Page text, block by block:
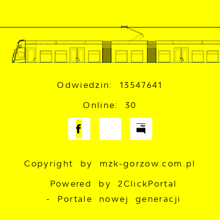
Odwiedzin: 13547641
Online: 30
Copyright by mzk-gorzow.com.pl
Powered by 2ClickPortal
- Portale nowej generacji